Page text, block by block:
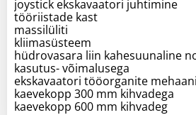
joystick ekskavaatori juhtimine
tööriistade kast
massilüliti
kliimasüsteem
hüdrovasara liin kahesuunaline
kasutus- võimalusega
ekskavaatori tööorganite
kaevekopp 300 mm kihvadega
kaevekopp 600 mm kihvadeg